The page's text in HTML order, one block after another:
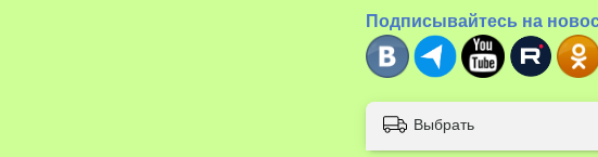
Подписывайтесь на
Выбрать